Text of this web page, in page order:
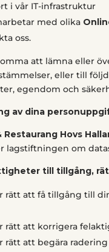
i vår IT-infrastruktur
med olika
oss.
att lämna eller
eller till
egendom och
av dina
Restaurang Hovs
lagstiftningen om
till tillgång,
rätt att få tillgång till
rätt att korrigera
rätt att begära